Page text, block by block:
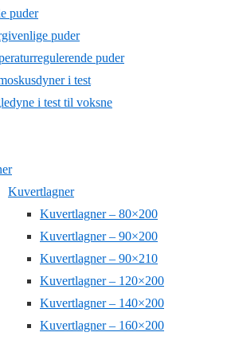
puder
puder
puder
i test
i test til voksne
Kuvertlagner
Kuvertlagner – 80×200
Kuvertlagner – 90×200
Kuvertlagner – 90×210
Kuvertlagner – 120×200
Kuvertlagner – 140×200
Kuvertlagner – 160×200